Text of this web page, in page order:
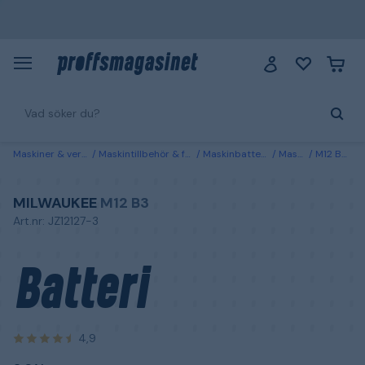
Maskiner & verktyg Maskintillbehör & förbrukning Maskinbatterier & laddare Maskinbatterier M12 B3 Milwaukee Batteri 3,0Ah
MILWAUKEE M12 B3
Art.nr: JZ12127-3
Batteri
4,9